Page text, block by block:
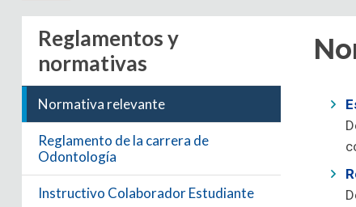
Reglamentos y
normativas
Normativa relevante
Reglamento de la carrera de
Odontología
Instructivo Colaborador Estudiante